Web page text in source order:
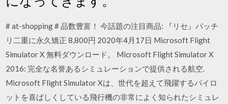
# at-shopping # 品数豊富！ 今話題の注目商品: 『リセ』パッチ
リ二重に永久矯正 8,800円 2020年4月17日 Microsoft Flight
Simulator X 無料ダウンロード。 Microsoft Flight Simulator X
2016: 完全な名誉あるシミュレーションで提供される航空.
Microsoft Flight Simulator Xは、世代を超えて飛躍するパイロ
ットを喜ばしくしている飛行機の非常によく知られたシミュレ